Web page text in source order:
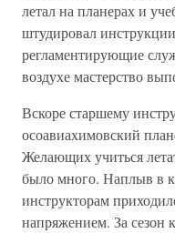
летал на планерах и
штудировал
регламентирующие
воздухе мастерство
Вскоре старшему
осоавиахимовский
Желающих учиться
было много. Наплыв в
инструкторам
напряжением. За сезон